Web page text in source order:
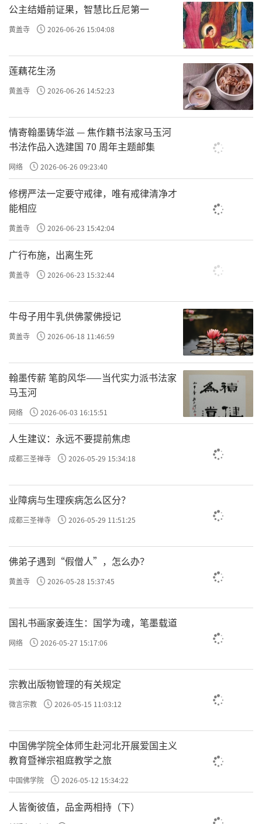
其实不然，两者有着本质上的区别。
“素”主要是指饮食上的清净。在佛教中，吃
素意味着不食肉类及五辛（葱、蒜、韮、薤、
兴渠），这是出于对生命的尊重和慈悲，避免
因饮食而杀生。
不过，在南传佛教中，“素”的标准又有不
同。比如《十诵律》提到“三净肉”
《十诵律》记载：
三种净肉听噉。何等三？若眼不见、耳不闻、
心不疑。云何不见？自眼不见是生故为我夺
命，如是不见。云何不闻？可信优婆塞人边，
不闻是生故为我夺命，如是不闻。云何不疑？
心中无有缘生疑，是中有屠儿家有自死者，是
“三净肉”指僧侣如果在乞食的过程中，布施
者给予的肉食是可以接受的，但是，这肉食必
其一，僧侣不曾眼见宰杀的全过程；
其二，僧侣不曾听到宰杀时动物的喊叫声；
其三，此肉食不得是布施者特意为僧侣宰杀烹
制。
后，便可以食用。这也是南传佛教至今仍允许
僧侣接受布施肉食的原因。
随着佛教传入中国，由于生活习惯和社会环境
的不同，佛教在饮食方式上也发生了很大的变
化。比如，在印度，僧侣通常通过托钵乞食来
国僧人多由国家供养，居住在寺院中，饮食选
择上有更多的自主权。
在早期中国佛教发展过程中，帝王和百姓虽知
供养三宝，但多以三净肉为主。无论王法还是
戒律，都没有统一的饮食规范，有些僧人吃三
时间。直到南北朝时期，情况发生了转变。梁
武帝笃信佛教，终身素食，并依据《涅槃经》
《楞伽经》等经典撰写《断酒肉文》，主张僧
尼一律戒肉茹素。他颁布严令推广素食，使茹
素成为汉地出家众必须遵守的规定。
公主结婚前证果，智慧比丘尼第一
黄盖寺 2026-06-26 15:04:08
莲藕花生汤
黄盖寺 2026-06-26 14:52:23
情寄翰墨铸华滋 — 焦作籍书法家马玉河
书法作品入选建国 70 周年主题邮集
网络 2026-06-26 09:23:40
修楞严法一定要守戒律，唯有戒律清净才
能相应
黄盖寺 2026-06-23 15:42:04
广行布施，出离生死
黄盖寺 2026-06-23 15:32:44
牛母子用牛乳供佛蒙佛授记
黄盖寺 2026-06-18 11:46:59
翰墨传薪 笔韵风华——当代实力派书法家
马玉河
网络 2026-06-03 16:15:51
人生建议：永远不要提前焦虑
成都三圣禅寺 2026-05-29 15:34:18
业障病与生理疾病怎么区分？
成都三圣禅寺 2026-05-29 11:51:25
佛弟子遇到“假僧人”，怎么办？
黄盖寺 2026-05-28 15:37:45
国礼书画家姜连生：国学为魂，笔墨载道
网络 2026-05-27 15:17:06
宗教出版物管理的有关规定
微言宗教 2026-05-15 11:03:12
中国佛学院全体师生赴河北开展爱国主义
教育暨禅宗祖庭教学之旅
中国佛学院 2026-05-12 15:34:22
人皆衡彼值，品金两相持（下）